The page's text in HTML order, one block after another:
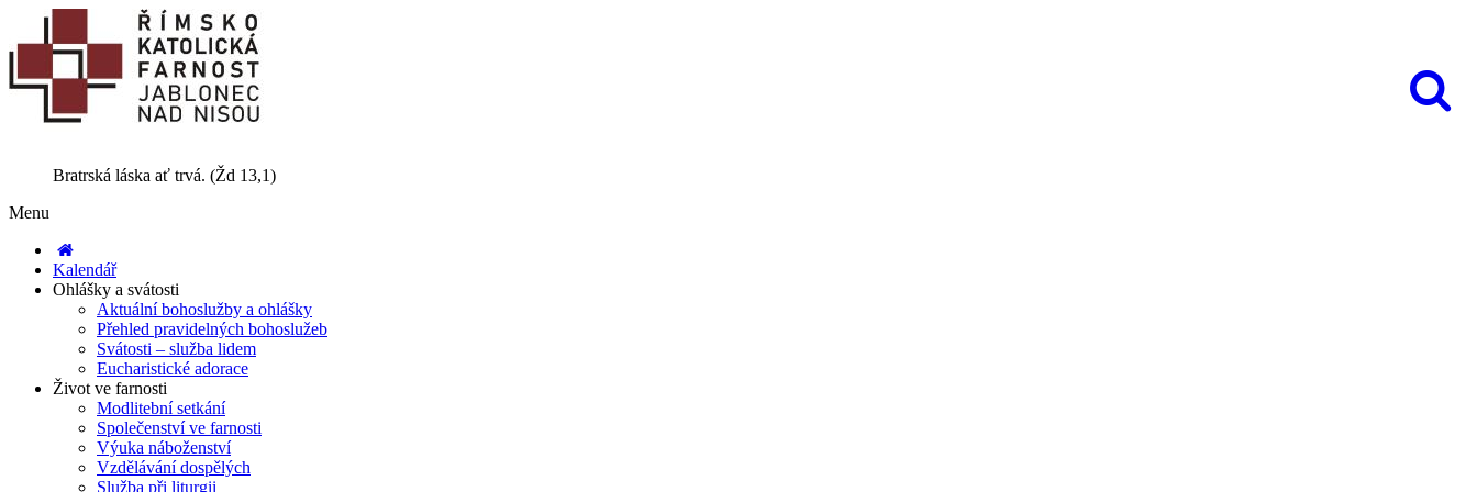
Bratrská láska ať trvá. (Žd 13,1)
Menu
Kalendář
Ohlášky a svátosti
Aktuální bohoslužby a ohlášky
Přehled pravidelných bohoslužeb
Svátosti – služba lidem
Eucharistické adorace
Život ve farnosti
Modlitební setkání
Společenství ve farnosti
Výuka náboženství
Vzdělávání dospělých
Služba při liturgii